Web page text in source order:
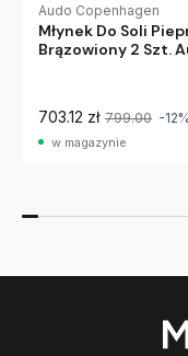
Audo Copenhagen
Młynek Do Soli
Brązowiony 2 Szt.
703.12 zł 799.00 -12%
w magazynie